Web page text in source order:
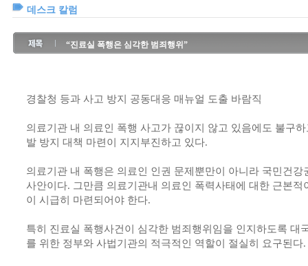
데스크 칼럼
“진료실 폭행은 심각한 범죄행위”
경찰청 등과 사고 방지 공동대응 매뉴얼 도출 바람직
의료기관 내 의료인 폭행 사고가 끊이지 않고 있음에도 불구
발 방지 대책 마련이 지지부진하고 있다.
의료기관 내 폭행은 의료인 인권 문제뿐만이 아니라 국민건강
사안이다. 그만큼 의료기관내 의료인 폭력사태에 대한 근본적
이 시급히 마련되어야 한다.
특히 진료실 폭행사건이 심각한 범죄행위임을 인지하도록 대
를 위한 정부와 사법기관의 적극적인 역할이 절실히 요구된다.